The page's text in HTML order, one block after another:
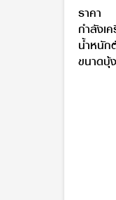
ราคา
กำลังเ
น้ำหนัก
ขนาดบุ้